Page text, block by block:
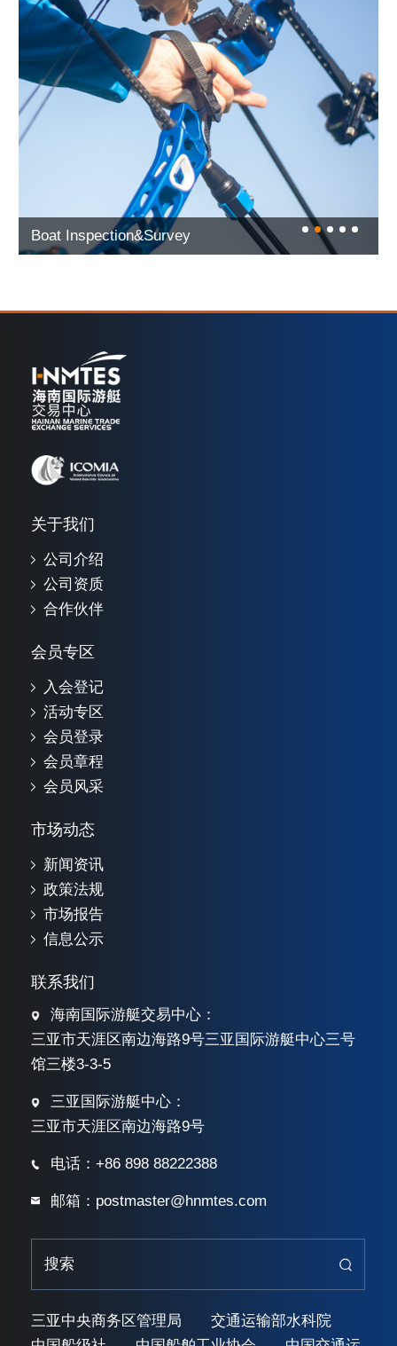
Boat Evaluation
关于我们
公司介绍
公司资质
合作伙伴
会员专区
入会登记
活动专区
会员登录
会员章程
会员风采
市场动态
新闻资讯
政策法规
市场报告
信息公示
联系我们
海南国际游艇交易中心：
三亚市天涯区南边海路9号三亚国际游艇中心三号
馆三楼3-3-5
三亚国际游艇中心：
三亚市天涯区南边海路9号
电话：+86 898 88222388
邮箱：postmaster@hnmtes.com
三亚中央商务区管理局
交通运输部水科院